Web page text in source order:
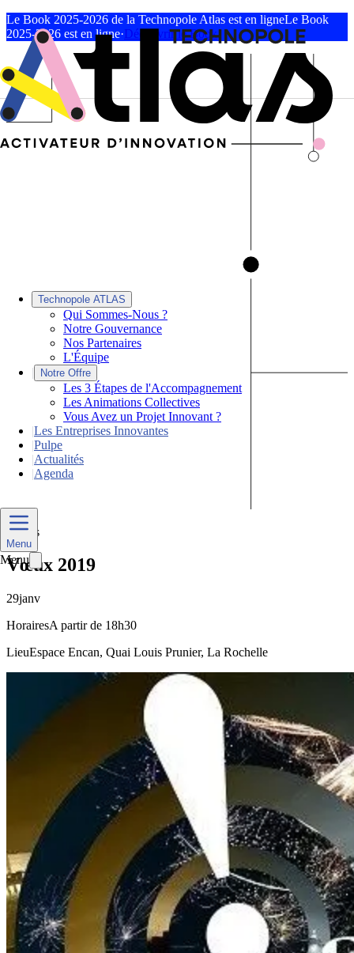
Le Book 2025-2026 de la Technopole Atlas est en ligneLe Book
2025-2026 est en ligne·Découvrir le Book
Technopole ATLAS
Qui Sommes-Nous ?
Notre Gouvernance
Nos Partenaires
L'Équipe
|
Notre Offre
Les 3 Étapes de l'Accompagnement
Les Animations Collectives
Vous Avez un Projet Innovant ?
|Les Entreprises Innovantes
|Pulpe
|Actualités
|Agenda
Menu
Menu
Divers
Vœux 2019
29janv
HorairesA partir de 18h30
LieuEspace Encan, Quai Louis Prunier, La Rochelle